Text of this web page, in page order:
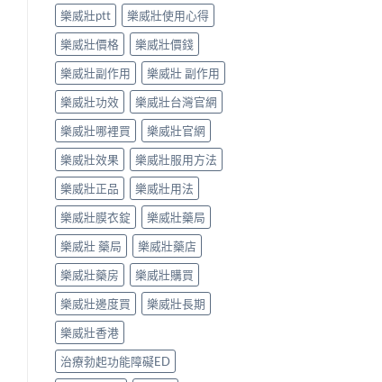
樂威壯ptt
樂威壯使用心得
樂威壯價格
樂威壯價錢
樂威壯副作用
樂威壯 副作用
樂威壯功效
樂威壯台灣官網
樂威壯哪裡買
樂威壯官網
樂威壯效果
樂威壯服用方法
樂威壯正品
樂威壯用法
樂威壯膜衣錠
樂威壯藥局
樂威壯 藥局
樂威壯藥店
樂威壯藥房
樂威壯購買
樂威壯邊度買
樂威壯長期
樂威壯香港
治療勃起功能障礙ED